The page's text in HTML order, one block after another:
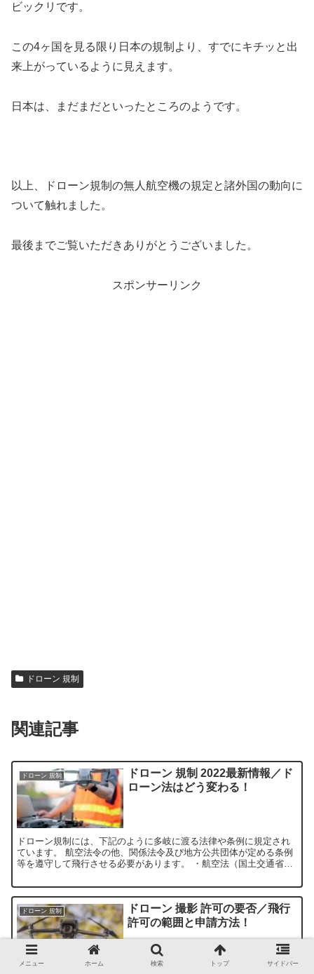
ビックリです。
この4ヶ国を見る限り日本の規制より、すでにキチッと出
来上がっているように見えます。
日本は、まだまだといったところのようです。
以上、ドローン規制の無人航空機の規定と諸外国の動向に
ついて触れました。
最後までご覧いただきありがとうございました。
スポンサーリンク
ドローン 規制
関連記事
ドローン 規制
ドローン 規制 2022最新情報／ド
ローン法はどう変わる！
ドローン規制には、下記のように多岐に渡る法律や条例に規定され
ています。 航空法令の他、関係法令及び地方公共団体が定める条例
等を遵守して飛行させる必要があります。 ・航空法（国土交通省）
ドローン 規制
ドローン 撮影 許可の要否／飛行
許可の範囲と申請方法！
メニュー ホーム 検索 トップ サイドバー